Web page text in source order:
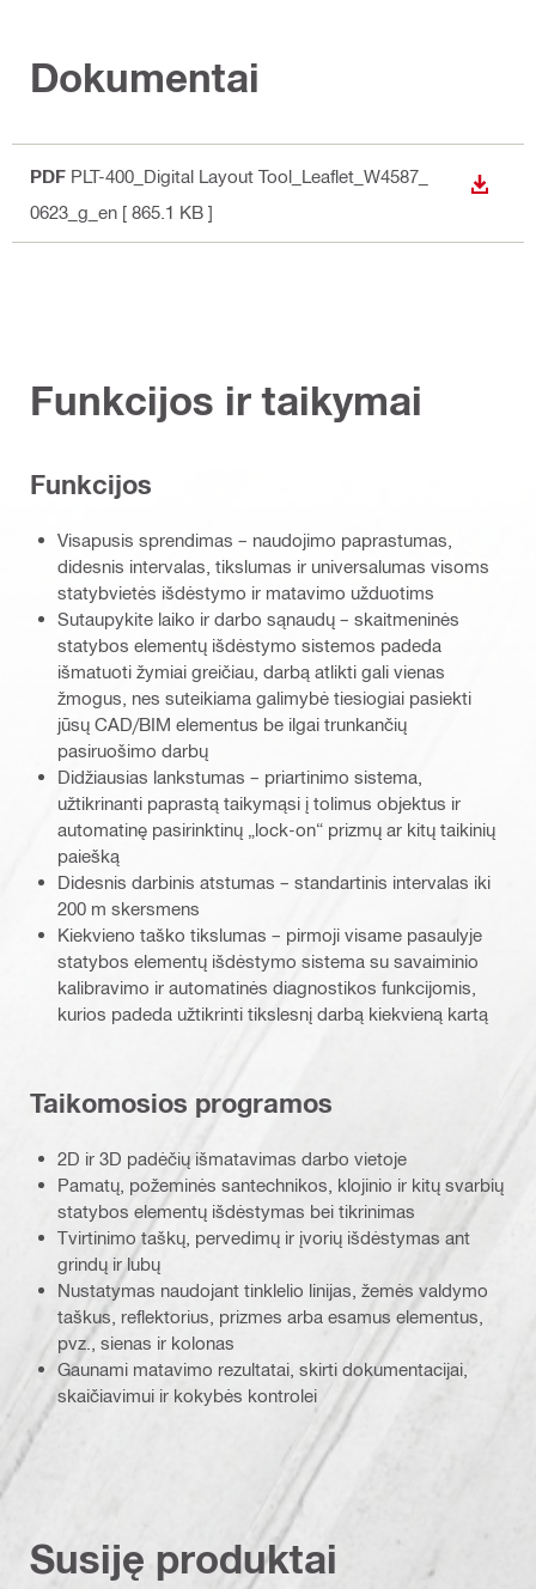
Dokumentai
PDF PLT-400_Digital Layout Tool_Leaflet_W4587_
0623_g_en [ 865.1 KB ]
Funkcijos ir taikymai
Funkcijos
Visapusis sprendimas – naudojimo paprastumas,
didesnis intervalas, tikslumas ir universalumas visoms
statybvietės išdėstymo ir matavimo užduotims
Sutaupykite laiko ir darbo sąnaudų – skaitmeninės
statybos elementų išdėstymo sistemos padeda
išmatuoti žymiai greičiau, darbą atlikti gali vienas
žmogus, nes suteikiama galimybė tiesiogiai pasiekti
jūsų CAD/BIM elementus be ilgai trunkančių
pasiruošimo darbų
Didžiausias lankstumas – priartinimo sistema,
užtikrinanti paprastą taikymąsi į tolimus objektus ir
automatinę pasirinktinų „lock-on“ prizmų ar kitų taikinių
paiešką
Didesnis darbinis atstumas – standartinis intervalas iki
200 m skersmens
Kiekvieno taško tikslumas – pirmoji visame pasaulyje
statybos elementų išdėstymo sistema su savaiminio
kalibravimo ir automatinės diagnostikos funkcijomis,
kurios padeda užtikrinti tikslesnį darbą kiekvieną kartą
Taikomosios programos
2D ir 3D padėčių išmatavimas darbo vietoje
Pamatų, požeminės santechnikos, klojinio ir kitų svarbių
statybos elementų išdėstymas bei tikrinimas
Tvirtinimo taškų, pervedimų ir įvorių išdėstymas ant
grindų ir lubų
Nustatymas naudojant tinklelio linijas, žemės valdymo
taškus, reflektorius, prizmes arba esamus elementus,
pvz., sienas ir kolonas
Gaunami matavimo rezultatai, skirti dokumentacijai,
skaičiavimui ir kokybės kontrolei
Susiję produktai